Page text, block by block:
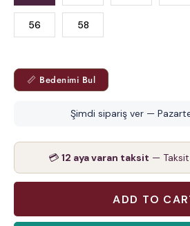
56 58
📏 Bedenimi Bul
Şimdi sipariş ver —
💳 12 aya varan taksit —